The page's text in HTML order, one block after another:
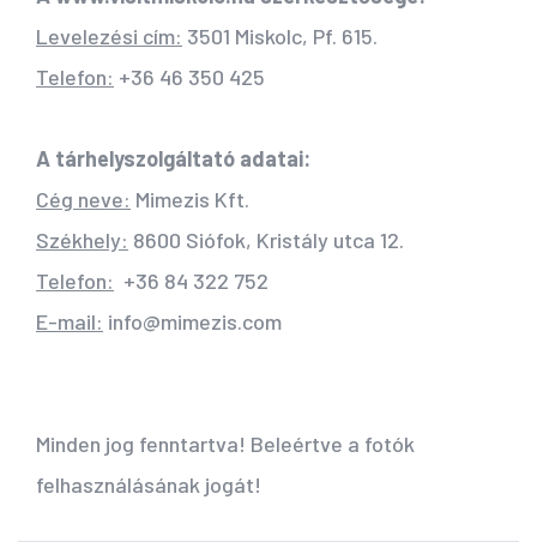
Levelezési cím: 3501 Miskolc, Pf. 615.
Telefon: +36 46 350 425
A tárhelyszolgáltató adatai:
Cég neve: Mimezis Kft.
Székhely: 8600 Siófok, Kristály utca 12.
Telefon: +36 84 322 752
E-mail: info@mimezis.com
Minden jog fenntartva! Beleértve a fotók
felhasználásának jogát!